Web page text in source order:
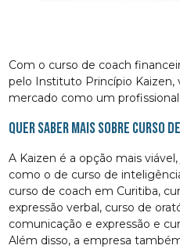
Com o curso de coach
pelo Instituto Princípio Kaizen,
mercado como um
Quer saber mais sobre curso
A Kaizen é a opção mais
como o de curso de
curso de coach em Curitiba,
expressão verbal, curso de
comunicação e expressão e
Além disso, a empresa